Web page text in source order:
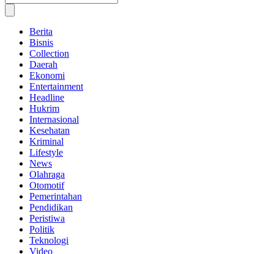
Berita
Bisnis
Collection
Daerah
Ekonomi
Entertainment
Headline
Hukrim
Internasional
Kesehatan
Kriminal
Lifestyle
News
Olahraga
Otomotif
Pemerintahan
Pendidikan
Peristiwa
Politik
Teknologi
Video